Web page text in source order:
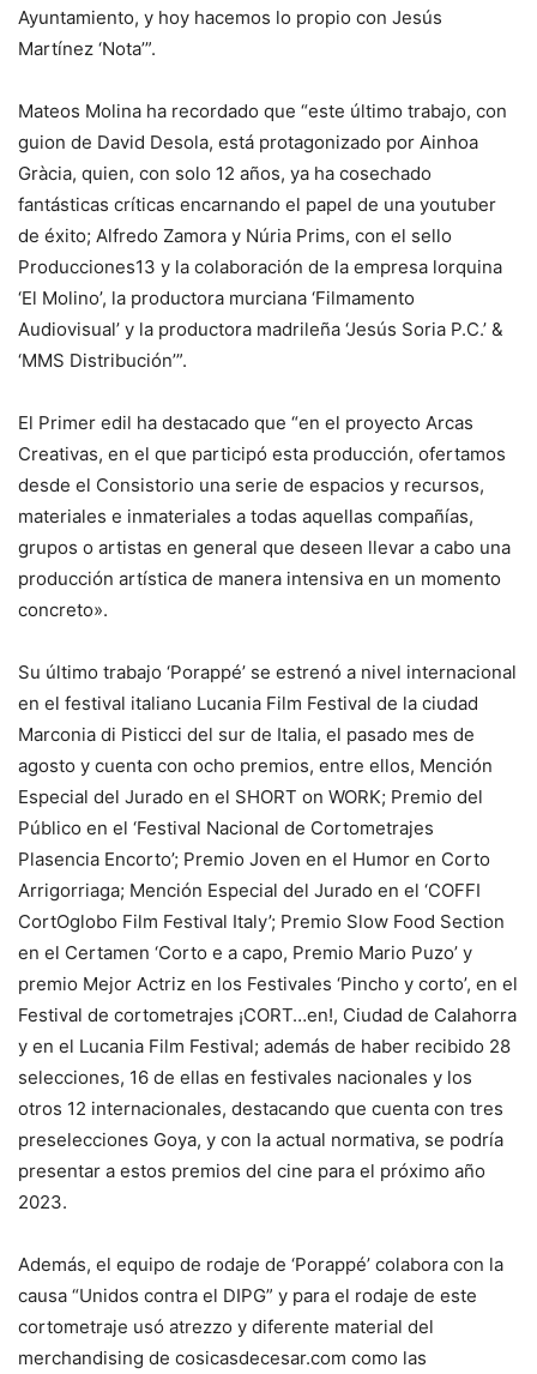
Ayuntamiento, y hoy hacemos lo propio con Jesús
Martínez ‘Nota’”.
Mateos Molina ha recordado que “este último trabajo, con
guion de David Desola, está protagonizado por Ainhoa
Gràcia, quien, con solo 12 años, ya ha cosechado
fantásticas críticas encarnando el papel de una youtuber
de éxito; Alfredo Zamora y Núria Prims, con el sello
Producciones13 y la colaboración de la empresa lorquina
‘El Molino’, la productora murciana ‘Filmamento
Audiovisual’ y la productora madrileña ‘Jesús Soria P.C.’ &
‘MMS Distribución’”.
El Primer edil ha destacado que “en el proyecto Arcas
Creativas, en el que participó esta producción, ofertamos
desde el Consistorio una serie de espacios y recursos,
materiales e inmateriales a todas aquellas compañías,
grupos o artistas en general que deseen llevar a cabo una
producción artística de manera intensiva en un momento
concreto».
Su último trabajo ‘Porappé’ se estrenó a nivel internacional
en el festival italiano Lucania Film Festival de la ciudad
Marconia di Pisticci del sur de Italia, el pasado mes de
agosto y cuenta con ocho premios, entre ellos, Mención
Especial del Jurado en el SHORT on WORK; Premio del
Público en el ‘Festival Nacional de Cortometrajes
Plasencia Encorto’; Premio Joven en el Humor en Corto
Arrigorriaga; Mención Especial del Jurado en el ‘COFFI
CortOglobo Film Festival Italy’; Premio Slow Food Section
en el Certamen ‘Corto e a capo, Premio Mario Puzo’ y
premio Mejor Actriz en los Festivales ‘Pincho y corto’, en el
Festival de cortometrajes ¡CORT…en!, Ciudad de Calahorra
y en el Lucania Film Festival; además de haber recibido 28
selecciones, 16 de ellas en festivales nacionales y los
otros 12 internacionales, destacando que cuenta con tres
preselecciones Goya, y con la actual normativa, se podría
presentar a estos premios del cine para el próximo año
2023.
Además, el equipo de rodaje de ‘Porappé’ colabora con la
causa “Unidos contra el DIPG” y para el rodaje de este
cortometraje usó atrezzo y diferente material del
merchandising de cosicasdecesar.com como las